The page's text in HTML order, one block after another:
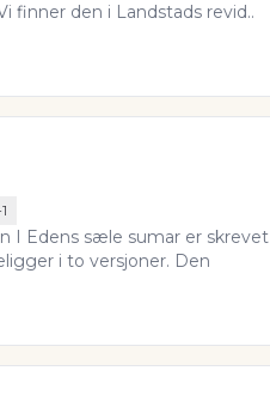
finner den i Landstads revid..
1
I Edens sæle sumar er skrevet
i to versjoner. Den